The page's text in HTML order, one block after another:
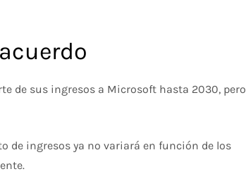
de sus ingresos a Microsoft hasta 2030, pero
de ingresos ya no variará en función de los